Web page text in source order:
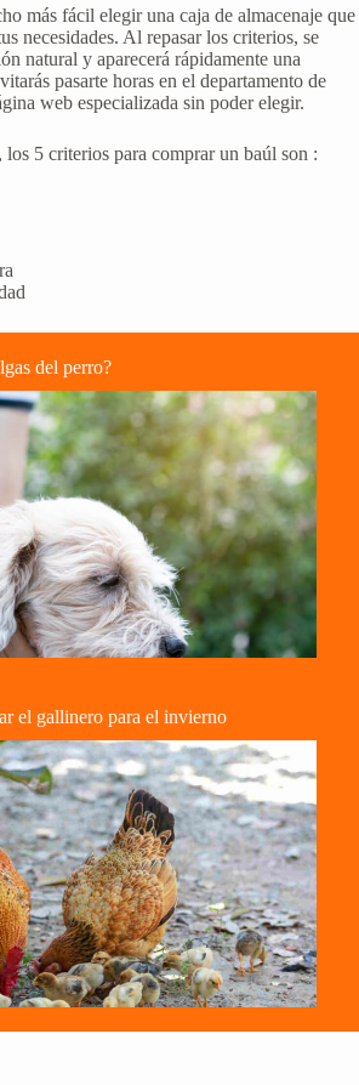
más fácil elegir una caja de almacenaje que
necesidades. Al repasar los criterios, se
natural y aparecerá rápidamente una
pasarte horas en el departamento de
web especializada sin poder elegir.
5 criterios para comprar un baúl son :
del perro?
el gallinero para el invierno